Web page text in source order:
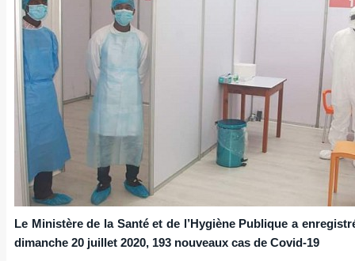
Le Ministère de la Santé et de l’Hygiène Publique a
dimanche 20 juillet 2020, 193 nouveaux cas de Covid-19